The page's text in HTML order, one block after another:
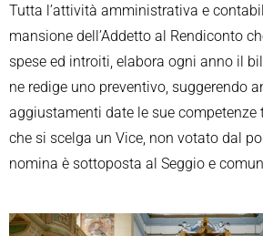
Tutta l’attività amministrativa e
mansione dell’Addetto al Rendiconto
spese ed introiti, elabora ogni anno il
ne redige uno preventivo, suggerendo
aggiustamenti date le sue competenze
che si scelga un Vice, non votato dal
nomina è sottoposta al Seggio e